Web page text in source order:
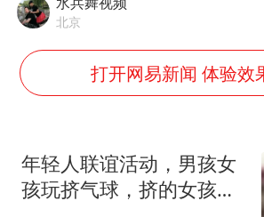
中国经济展现
北京
打开网易新闻 体验效
年轻人联谊活动，男孩女
孩玩挤气球，挤的女孩快